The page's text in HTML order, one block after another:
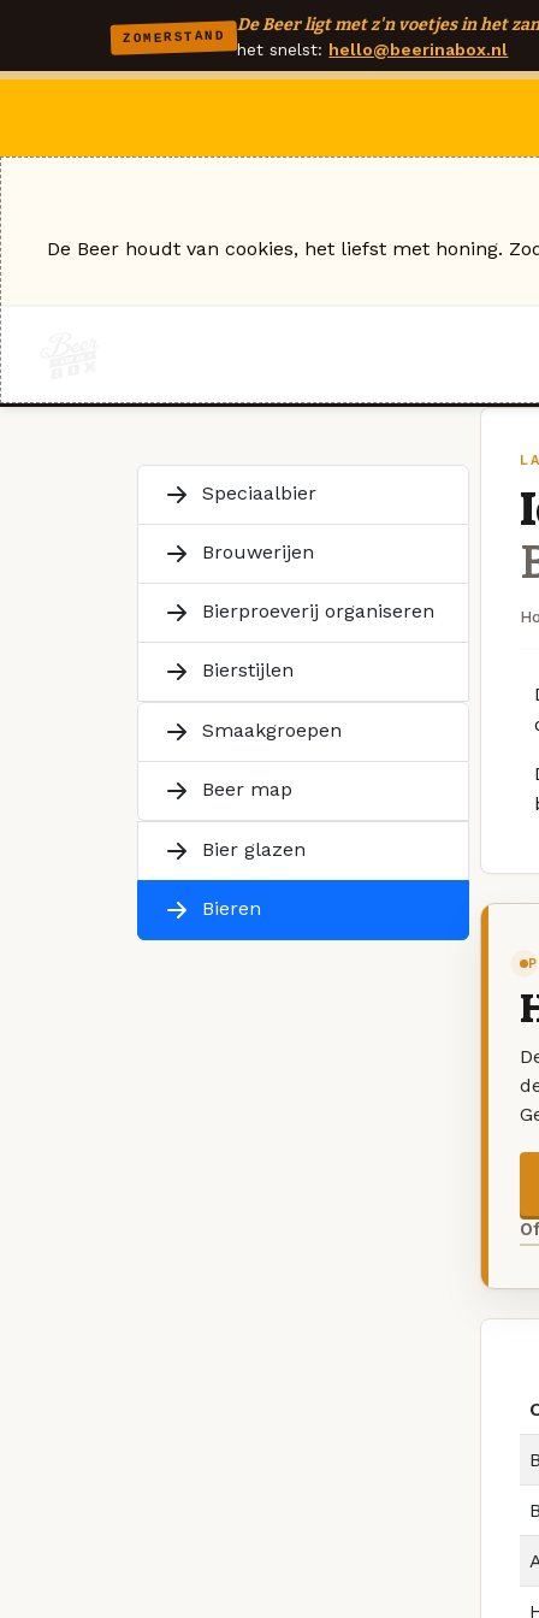
ZOMERSTAND
De Beer ligt met z'n voetjes in het
het snelst: hello@beerinabox.nl
Speciaalbier
Brouwerijen
Bierproeverij organiseren
Bierstijlen
Smaakgroepen
Beer map
Bier glazen
Bieren
De Beer houdt van cookies, het liefst met honing.